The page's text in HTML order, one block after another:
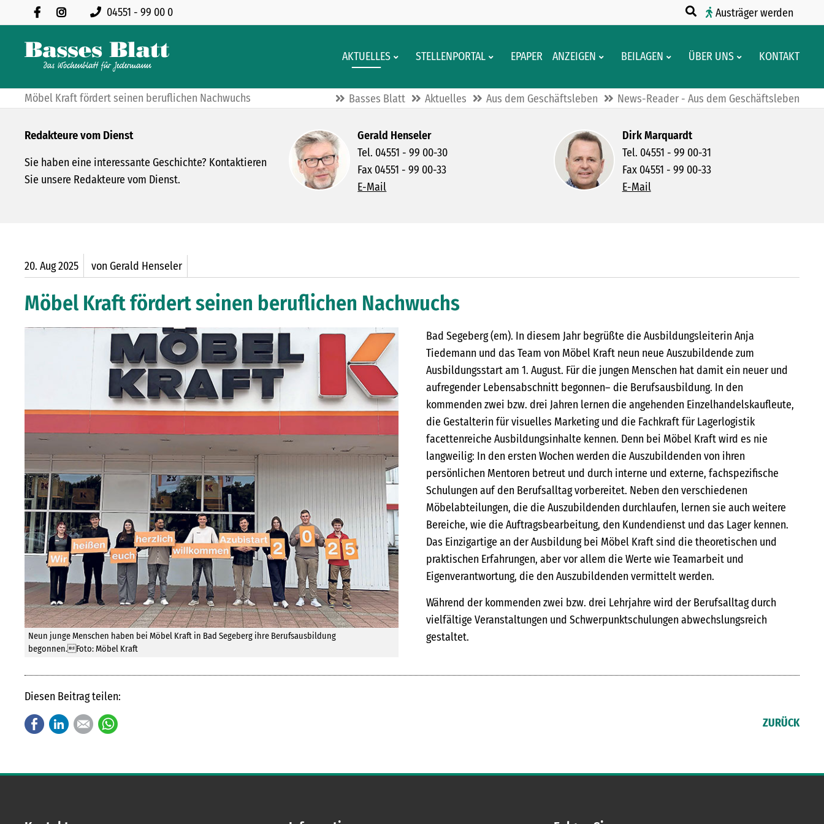
04551 - 99 00 0 Austräger werden
AKTUELLES STELLENPORTAL EPAPER ANZEIGEN BEILAGEN ÜBER UNS KONTAKT
Möbel Kraft fördert seinen beruflichen Nachwuchs Basses Blatt Aktuelles Aus dem Geschäftsleben News-Reader - Aus dem Geschäftsleben
Redakteure vom Dienst
Sie haben eine interessante Geschichte? Kontaktieren
Sie unsere Redakteure vom Dienst.
Gerald Henseler
Tel. 04551 - 99 00-30
Fax 04551 - 99 00-33
E-Mail
Dirk Marquardt
Tel. 04551 - 99 00-31
Fax 04551 - 99 00-33
E-Mail
20. Aug2025 von Gerald Henseler
Möbel Kraft fördert seinen beruflichen Nachwuchs
Neun junge Menschen haben bei Möbel Kraft in Bad Segeberg ihre Berufsausbildung
begonnen.Foto: Möbel Kraft
Bad Segeberg (em). In diesem Jahr begrüßte die Ausbildungsleiterin Anja
Tiedemann und das Team von Möbel Kraft neun neue Auszubildende zum
Ausbildungsstart am 1. August. Für die jungen Menschen hat damit ein neuer und
aufregender Lebensabschnitt begonnen– die Berufsausbildung. In den
kommenden zwei bzw. drei Jahren lernen die angehenden Einzelhandelskaufleute,
die Gestalterin für visuelles Marketing und die Fachkraft für Lagerlogistik
facettenreiche Ausbildungsinhalte kennen. Denn bei Möbel Kraft wird es nie
langweilig: In den ersten Wochen werden die Auszubildenden von ihren
persönlichen Mentoren betreut und durch interne und externe, fachspezifische
Schulungen auf den Berufsalltag vorbereitet. Neben den verschiedenen
Möbelabteilungen, die die Auszubildenden durchlaufen, lernen sie auch weitere
Bereiche, wie die Auftragsbearbeitung, den Kundendienst und das Lager kennen.
Das Einzigartige an der Ausbildung bei Möbel Kraft sind die theoretischen und
praktischen Erfahrungen, aber vor allem die Werte wie Teamarbeit und
Eigenverantwortung, die den Auszubildenden vermittelt werden.
Während der kommenden zwei bzw. drei Lehrjahre wird der Berufsalltag durch
vielfältige Veranstaltungen und Schwerpunktschulungen abwechslungsreich
gestaltet.
Diesen Beitrag teilen:
FacebookLinkedInE-mail ZURÜCK